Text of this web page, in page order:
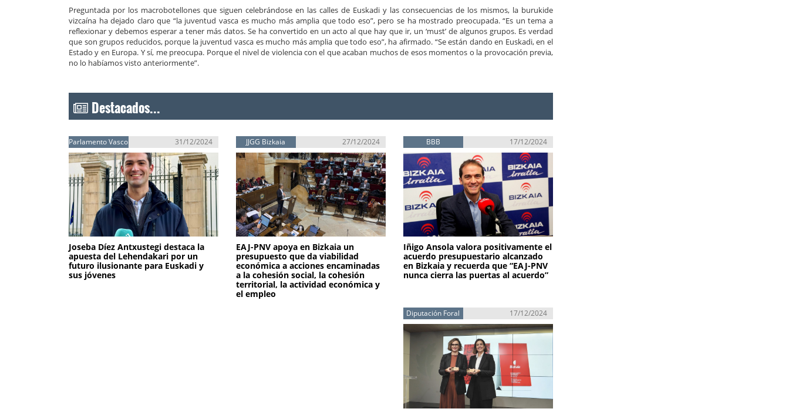
Preguntada por los macrobotellones que siguen celebrándose en las calles de Euskadi y las consecuencias de los mismos, la burukide
vizcaína ha dejado claro que “la juventud vasca es mucho más amplia que todo eso”, pero se ha mostrado preocupada. “Es un tema a
reflexionar y debemos esperar a tener más datos. Se ha convertido en un acto al que hay que ir, un ‘must’ de algunos grupos. Es verdad
que son grupos reducidos, porque la juventud vasca es mucho más amplia que todo eso”, ha afirmado. “Se están dando en Euskadi, en el
Estado y en Europa. Y sí, me preocupa. Porque el nivel de violencia con el que acaban muchos de esos momentos o la provocación previa,
no lo habíamos visto anteriormente”.
Destacados...
Parlamento Vasco 31/12/2024
Joseba Díez Antxustegi destaca la
apuesta del Lehendakari por un
futuro ilusionante para Euskadi y
sus jóvenes
JJGG Bizkaia 27/12/2024
EAJ-PNV apoya en Bizkaia un
presupuesto que da viabilidad
económica a acciones encaminadas
a la cohesión social, la cohesión
territorial, la actividad económica y
el empleo
BBB 17/12/2024
Iñigo Ansola valora positivamente el
acuerdo presupuestario alcanzado
en Bizkaia y recuerda que “EAJ-PNV
nunca cierra las puertas al acuerdo”
Diputación Foral
de Bizkaia
17/12/2024